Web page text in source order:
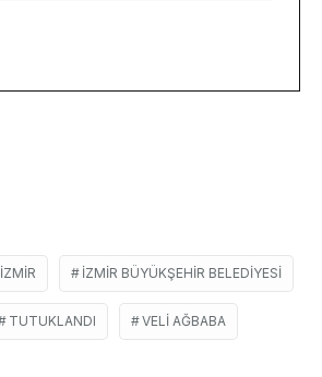
İZMIR İZMIR BÜYÜKŞEHIR BELEDIYESI
TUTUKLANDI VELI AĞBABA